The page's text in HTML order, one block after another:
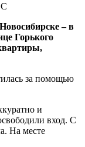
– в
Горького
за помощью
и
вход. С
На месте